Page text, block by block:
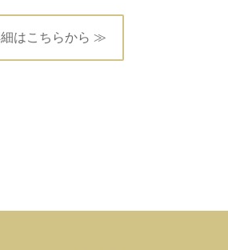
はこちらから ≫